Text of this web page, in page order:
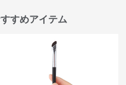
すめアイテム